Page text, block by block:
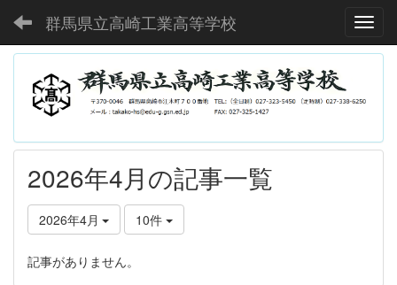
群馬県立高崎工業高等学校
2026年4月の記事一覧
2026年4月 10件
記事がありません。